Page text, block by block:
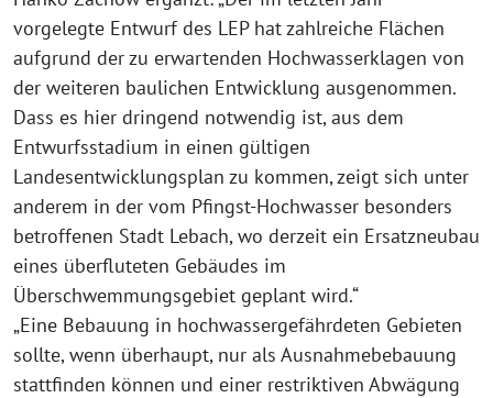
vorgelegte Entwurf des LEP hat zahlreiche Flächen
aufgrund der zu erwartenden Hochwasserklagen von
der weiteren baulichen Entwicklung ausgenommen.
Dass es hier dringend notwendig ist, aus dem
Entwurfsstadium in einen gültigen
Landesentwicklungsplan zu kommen, zeigt sich unter
anderem in der vom Pfingst-Hochwasser besonders
betroffenen Stadt Lebach, wo derzeit ein Ersatzneubau
eines überfluteten Gebäudes im
Überschwemmungsgebiet geplant wird.“
„Eine Bebauung in hochwassergefährdeten Gebieten
sollte, wenn überhaupt, nur als Ausnahmebebauung
stattfinden können und einer restriktiven Abwägung